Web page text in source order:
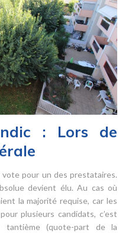
: Lors de
pour un des prestataires.
devient élu. Au cas où
la majorité requise, car les
plusieurs candidats, c’est
(quote-part de la